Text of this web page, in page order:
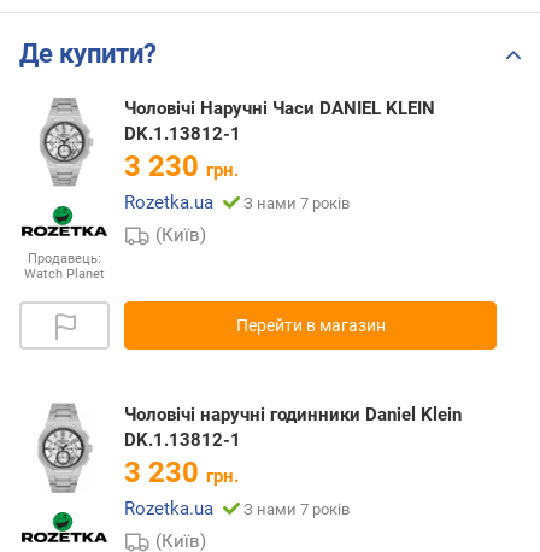
Де купити?
Продавець:
Watch Planet
Чоловічі Наручні Часи DANIEL KLEIN
DK.1.13812-1
3 230 грн.
Rozetka.ua
З нами 7 років
(Київ)
Перейти в магазин
Чоловічі наручні годинники Daniel Klein
DK.1.13812-1
3 230 грн.
Rozetka.ua
З нами 7 років
(Київ)